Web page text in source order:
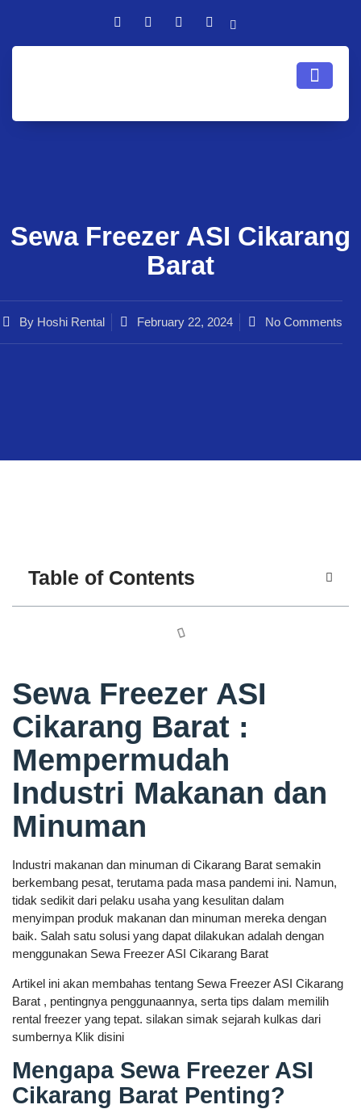
Sewa Freezer ASI Cikarang
Barat
By Hoshi Rental February 22, 2024 No Comments
Table of Contents
Sewa Freezer ASI
Cikarang Barat :
Mempermudah
Industri Makanan dan
Minuman
Industri makanan dan minuman di Cikarang Barat semakin
berkembang pesat, terutama pada masa pandemi ini. Namun,
tidak sedikit dari pelaku usaha yang kesulitan dalam
menyimpan produk makanan dan minuman mereka dengan
baik. Salah satu solusi yang dapat dilakukan adalah dengan
menggunakan Sewa Freezer ASI Cikarang Barat
Artikel ini akan membahas tentang Sewa Freezer ASI Cikarang
Barat , pentingnya penggunaannya, serta tips dalam memilih
rental freezer yang tepat. silakan simak sejarah kulkas dari
sumbernya Klik disini
Mengapa Sewa Freezer ASI
Cikarang Barat Penting?